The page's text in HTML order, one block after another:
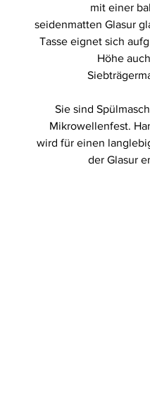
mit einer
seidenmatten Glasur
Tasse eignet sich
Höhe
Sie sind
Mikrowellenfest.
wird für einen
der Glasur